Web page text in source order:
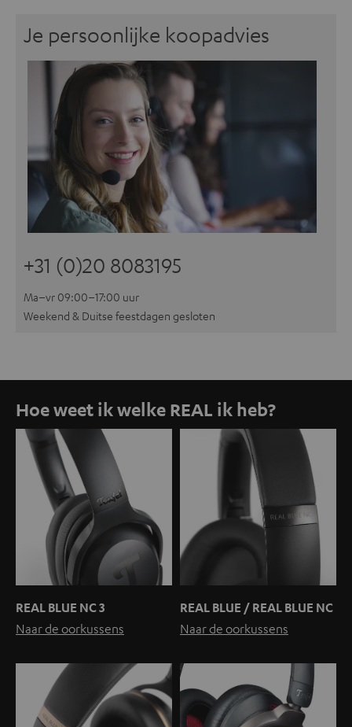
Je persoonlijke koopadvies
+31 (0)20 8083195
Ma–vr 09:00–17:00 uur
Weekend & Duitse feestdagen gesloten
Hoe weet ik welke REAL ik heb?
REAL BLUE NC 3
Naar de oorkussens
REAL BLUE / REAL BLUE NC
Naar de oorkussens